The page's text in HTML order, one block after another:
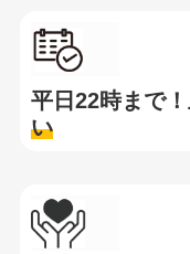
平日22時まで
い